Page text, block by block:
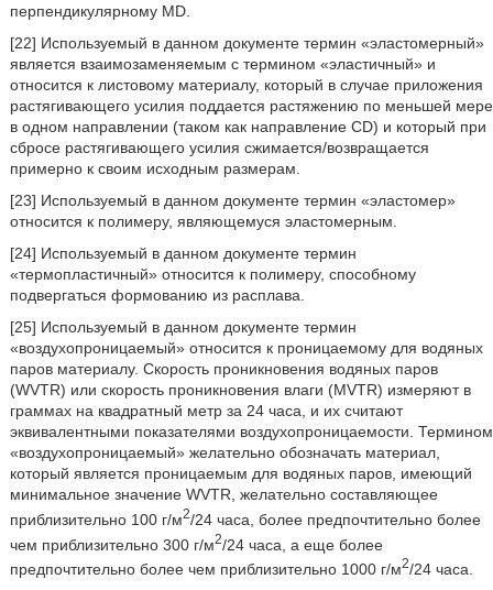
перпендикулярному MD.
[22] Используемый в данном документе термин «эластомерный»
является взаимозаменяемым с термином «эластичный» и
относится к листовому материалу, который в случае приложения
растягивающего усилия поддается растяжению по меньшей мере
в одном направлении (таком как направление CD) и который при
сбросе растягивающего усилия сжимается/возвращается
примерно к своим исходным размерам.
[23] Используемый в данном документе термин «эластомер»
относится к полимеру, являющемуся эластомерным.
[24] Используемый в данном документе термин
«термопластичный» относится к полимеру, способному
подвергаться формованию из расплава.
[25] Используемый в данном документе термин
«воздухопроницаемый» относится к проницаемому для водяных
паров материалу. Скорость проникновения водяных паров
(WVTR) или скорость проникновения влаги (MVTR) измеряют в
граммах на квадратный метр за 24 часа, и их считают
эквивалентными показателями воздухопроницаемости. Термином
«воздухопроницаемый» желательно обозначать материал,
который является проницаемым для водяных паров, имеющий
минимальное значение WVTR, желательно составляющее
приблизительно 100 г/м2/24 часа, более предпочтительно более
чем приблизительно 300 г/м2/24 часа, а еще более
предпочтительно более чем приблизительно 1000 г/м2/24 часа.